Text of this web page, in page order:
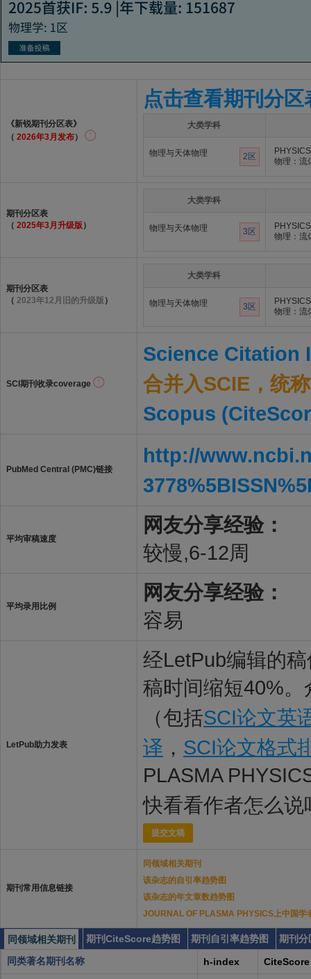
《新锐期刊分区表》
（ 2026年3月发布）
点击查看期刊分区
大类学科
物理与天体物理 2区
物理：流
期刊分区表
（ 2025年3月升级版 ）
大类学科
物理与天体物理 3区
物理：流
期刊分区表
（ 2023年12月旧的升级版 ）
大类学科
物理与天体物理 3区
物理：流
SCI期刊收录coverage
Science Citation
合并入SCIE，统
Scopus
PubMed Central (PMC)链接
http://
平均审稿速度
网友分享经验：
较慢,6-12周
平均录用比例
网友分享经验：
容易
LetPub助力发表
经LetPub编辑的
稿时间缩短40%
（包括SCI论文英
译 ， SCI论文格式
PLASMA
快看看作者怎么说
提交文稿
期刊常用信息链接
同领域相关期刊
该杂志的自引率趋势图
该杂志的年文章数趋势图
JOURNAL OF PLASMA PHYSICS上中国学
同领域相关期刊 期刊CiteScore趋势图 期刊自引率趋势图
期刊分
同类著名期刊名称
h-index CiteScore